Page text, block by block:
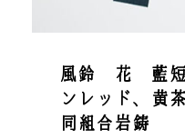
風鈴 花 藍短
ンレッド、黄
同組合岩鋳